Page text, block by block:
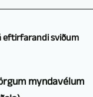
eftirfarandi sviðum
myndavélum